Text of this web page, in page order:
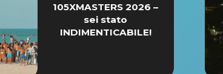
105XMASTERS 2026 –
sei stato
INDIMENTICABILE!